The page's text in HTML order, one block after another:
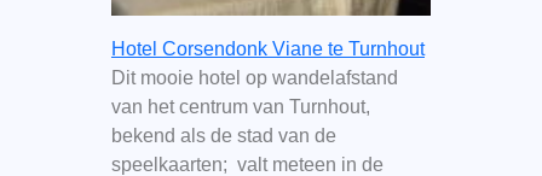
Hotel Corsendonk Viane te Turnhout
Dit mooie hotel op wandelafstand
van het centrum van Turnhout,
bekend als de stad van de
speelkaarten; valt meteen in de